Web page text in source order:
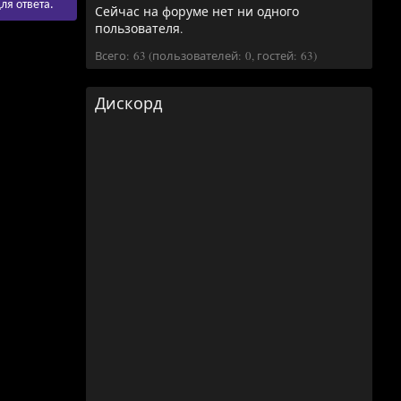
ответа.
Сейчас на форуме нет ни одного
пользователя.
Всего: 63 (пользователей: 0, гостей: 63)
Дискорд